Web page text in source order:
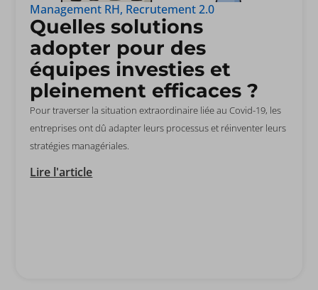
Management RH, Recrutement 2.0
Quelles solutions
adopter pour des
équipes investies et
pleinement efficaces ?
Pour traverser la situation extraordinaire liée au Covid-19, les
entreprises ont dû adapter leurs processus et réinventer leurs
stratégies managériales.
Lire l'article